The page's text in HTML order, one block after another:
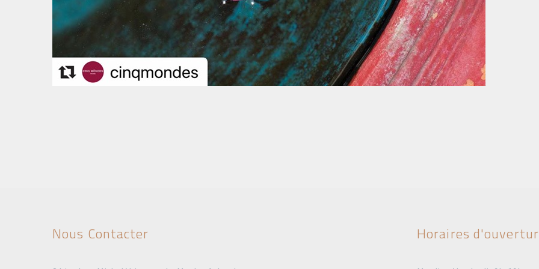
Nous Contacter Horaires